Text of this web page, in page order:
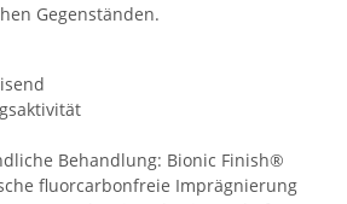
Gegenständen.
Behandlung: Bionic Finish®
fluorcarbonfreie Imprägnierung